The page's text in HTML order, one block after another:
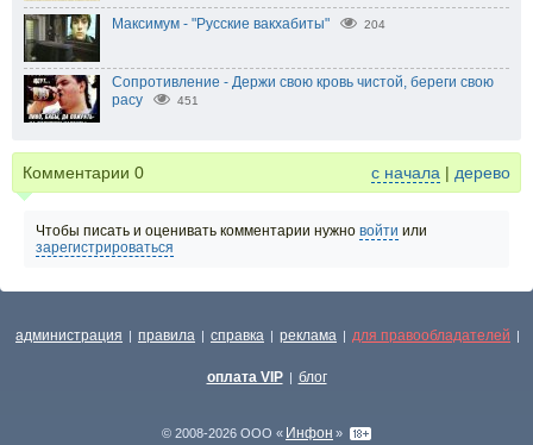
Максимум - "Русские вакхабиты" 204
Сопротивление - Держи свою кровь чистой, береги свою
расу
451
Комментарии 0 с начала | дерево
Чтобы писать и оценивать комментарии нужно войти или
зарегистрироваться
администрация | правила | справка | реклама | для правообладателей |
оплата VIP | блог
© 2008-2026 ООО « Инфон »